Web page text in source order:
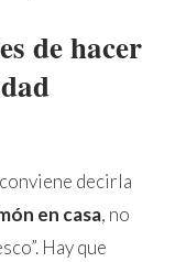
de hacer
decirla
en casa, no
Hay que